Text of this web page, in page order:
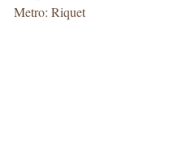
Metro: Riquet